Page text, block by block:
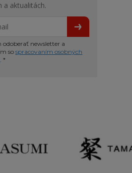
a aktualitách.
odoberať newsletter a
so spracovaním osobných
. *